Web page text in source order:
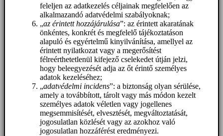
feleljen az adatkezelés céljainak megfelelően az
alkalmazandó adatvédelmi szabályoknak;
„az érintett hozzájárulása”: az érintett akaratának
önkéntes, konkrét és megfelelő tájékoztatáson
alapuló és egyértelmű kinyilvánítása, amellyel az
érintett nyilatkozat vagy a megerősítést
félreérthetetlenül kifejező cselekedet útján jelzi,
hogy beleegyezését adja az őt érintő személyes
adatok kezeléséhez;
„adatvédelmi incidens”: a biztonság olyan sérülése,
amely a továbbított, tárolt vagy más módon kezelt
személyes adatok véletlen vagy jogellenes
megsemmisítését, elvesztését, megváltoztatását,
jogosulatlan közlését vagy az azokhoz való
jogosulatlan hozzáférést eredményezi.